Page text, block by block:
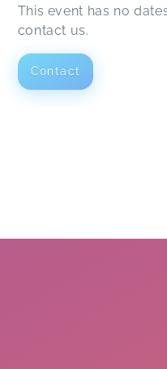
This event has no
contact us.
Contact